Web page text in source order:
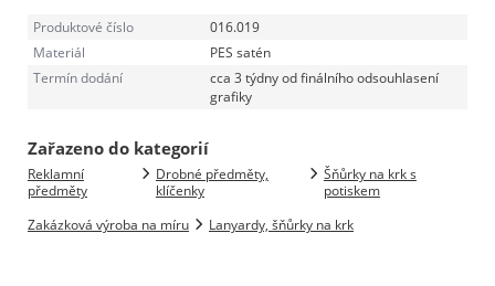
Produktové číslo
016.019
Materiál
PES satén
Termín dodání
cca 3 týdny od finálního odsouhlasení
grafiky
Zařazeno do kategorií
Reklamní
předměty
Drobné předměty,
klíčenky
Šňůrky na krk s
potiskem
Zakázková výroba na míru
Lanyardy, šňůrky na krk